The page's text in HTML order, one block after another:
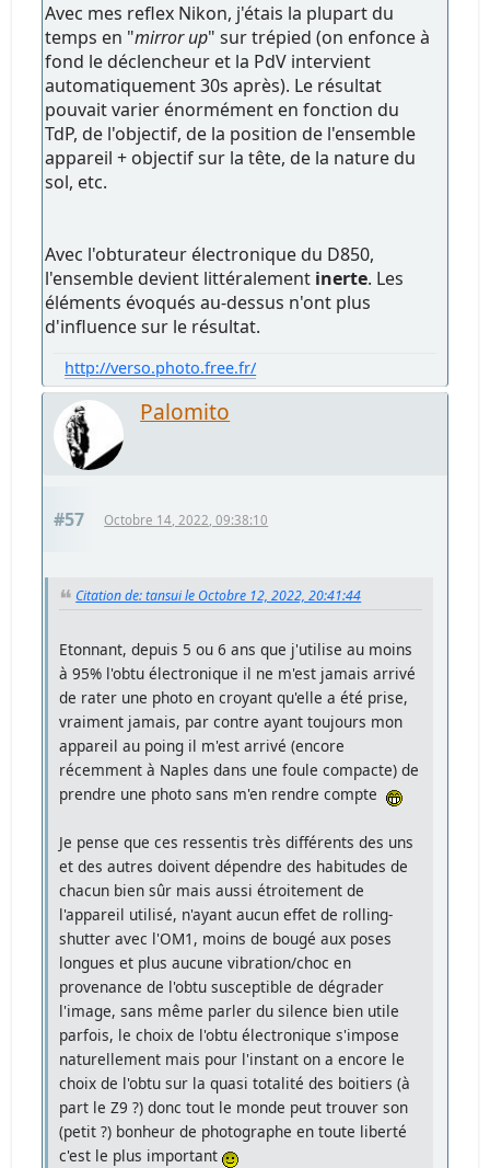
Avec mes reflex Nikon, j'étais la plupart du
temps en "mirror up" sur trépied (on enfonce à
fond le déclencheur et la PdV intervient
automatiquement 30s après). Le résultat
pouvait varier énormément en fonction du
TdP, de l'objectif, de la position de l'ensemble
appareil + objectif sur la tête, de la nature du
sol, etc.
Avec l'obturateur électronique du D850,
l'ensemble devient littéralement inerte. Les
éléments évoqués au-dessus n'ont plus
d'influence sur le résultat.
http://verso.photo.free.fr/
Palomito
#57 Octobre 14, 2022, 09:38:10
Citation de: tansui le Octobre 12, 2022, 20:41:44
Etonnant, depuis 5 ou 6 ans que j'utilise au moins
à 95% l'obtu électronique il ne m'est jamais arrivé
de rater une photo en croyant qu'elle a été prise,
vraiment jamais, par contre ayant toujours mon
appareil au poing il m'est arrivé (encore
récemment à Naples dans une foule compacte) de
prendre une photo sans m'en rendre compte
Je pense que ces ressentis très différents des uns
et des autres doivent dépendre des habitudes de
chacun bien sûr mais aussi étroitement de
l'appareil utilisé, n'ayant aucun effet de rolling-
shutter avec l'OM1, moins de bougé aux poses
longues et plus aucune vibration/choc en
provenance de l'obtu susceptible de dégrader
l'image, sans même parler du silence bien utile
parfois, le choix de l'obtu électronique s'impose
naturellement mais pour l'instant on a encore le
choix de l'obtu sur la quasi totalité des boitiers (à
part le Z9 ?) donc tout le monde peut trouver son
(petit ?) bonheur de photographe en toute liberté
c'est le plus important